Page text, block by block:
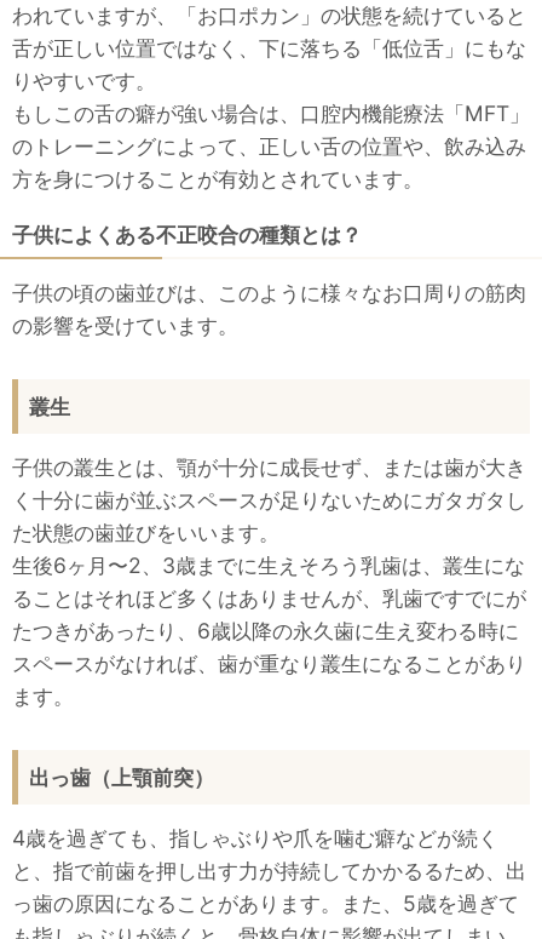
われていますが、「お口ポカン」の状態を続けていると
舌が正しい位置ではなく、下に落ちる「低位舌」にもな
りやすいです。
もしこの舌の癖が強い場合は、口腔内機能療法「MFT」
のトレーニングによって、正しい舌の位置や、飲み込み
方を身につけることが有効とされています。
子供によくある不正咬合の種類とは？
子供の頃の歯並びは、このように様々なお口周りの筋肉
の影響を受けています。
叢生
子供の叢生とは、顎が十分に成長せず、または歯が大き
く十分に歯が並ぶスペースが足りないためにガタガタし
た状態の歯並びをいいます。
生後6ヶ月〜2、3歳までに生えそろう乳歯は、叢生にな
ることはそれほど多くはありませんが、乳歯ですでにが
たつきがあったり、6歳以降の永久歯に生え変わる時に
スペースがなければ、歯が重なり叢生になることがあり
ます。
出っ歯（上顎前突）
4歳を過ぎても、指しゃぶりや爪を噛む癖などが続く
と、指で前歯を押し出す力が持続してかかるるため、出
っ歯の原因になることがあります。また、5歳を過ぎて